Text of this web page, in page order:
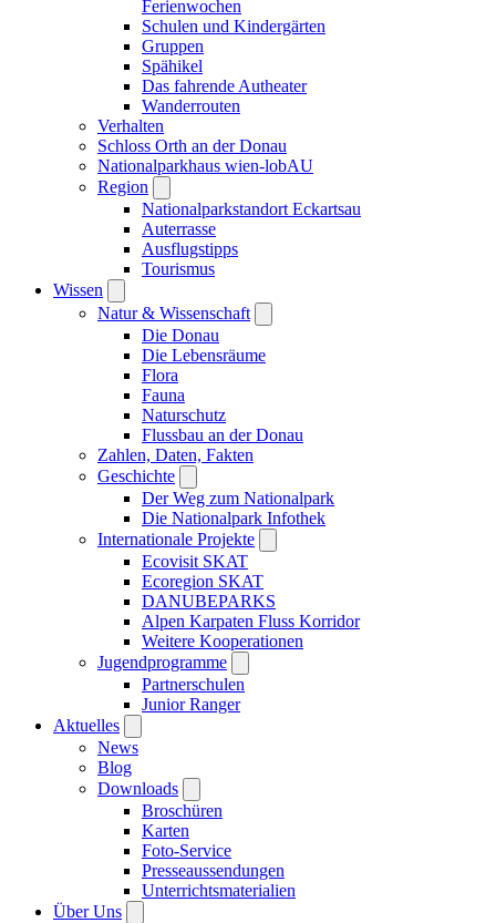
Ferienwochen
Schulen und Kindergärten
Gruppen
Spähikel
Das fahrende Autheater
Wanderrouten
Verhalten
Schloss Orth an der Donau
Nationalparkhaus wien-lobAU
Region
Nationalparkstandort Eckartsau
Auterrasse
Ausflugstipps
Tourismus
Wissen
Natur & Wissenschaft
Die Donau
Die Lebensräume
Flora
Fauna
Naturschutz
Flussbau an der Donau
Zahlen, Daten, Fakten
Geschichte
Der Weg zum Nationalpark
Die Nationalpark Infothek
Internationale Projekte
Ecovisit SKAT
Ecoregion SKAT
DANUBEPARKS
Alpen Karpaten Fluss Korridor
Weitere Kooperationen
Jugendprogramme
Partnerschulen
Junior Ranger
Aktuelles
News
Blog
Downloads
Broschüren
Karten
Foto-Service
Presseaussendungen
Unterrichtsmaterialien
Über Uns